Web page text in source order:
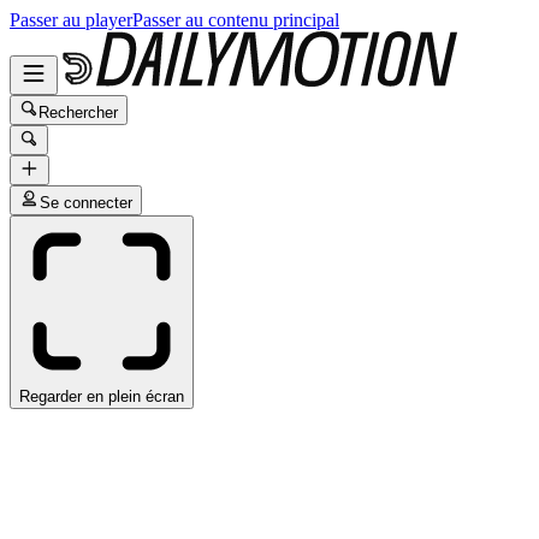
Passer au playerPasser au contenu principal
Rechercher
Se connecter
Regarder en plein écran